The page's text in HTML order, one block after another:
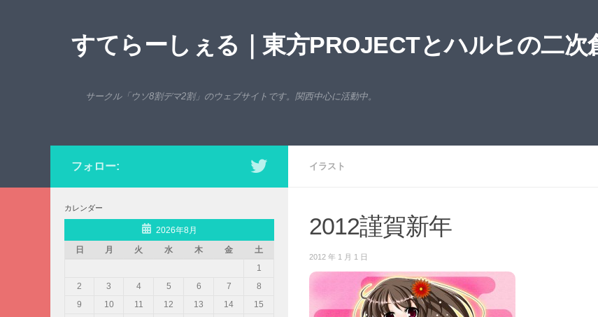
すてらーしぇる｜東方PROJECTとハルヒの二次
サークル「ウソ8割デマ2割」のウェブサイトです。関西中心に活動中。
イラスト
2012謹賀新年
2012 年 1 月 1 日
フォロー:
カレンダー
2026年8月
日
月 火 水 木 金
土
1
2
3 4 5 6 7
8
9
10 11 12 13 14
15